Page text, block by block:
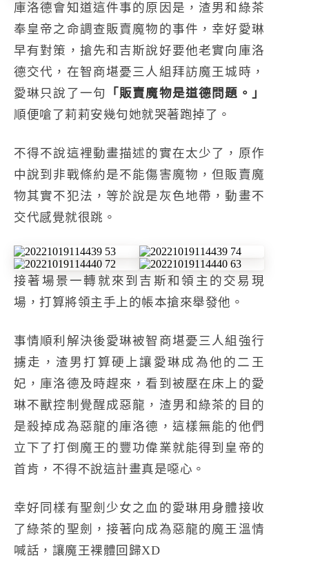
庫洛德會知道這件事的原因是，渣男和綠茶
奉皇帝之命調查販賣魔物的事件，幸好愛琳
早有對策，搶先和吉斯說好要他老實向庫洛
德交代，在智商堪憂三人組拜訪魔王城時，
愛琳只說了一句
「販賣魔物是道德問題。」
順便嗆了莉莉安幾句她就哭著跑掉了。
不得不說這裡動畫描述的實在太少了，原作
中說到非戰條約是不能傷害魔物，但販賣魔
物其實不犯法，等於說是灰色地帶，動畫不
交代感覺就很跳。
接著場景一轉就來到吉斯和領主的交易現
場，打算將領主手上的帳本搶來舉發他。
事情順利解決後愛琳被智商堪憂三人組強行
擄走，渣男打算硬上讓愛琳成為他的二王
妃，庫洛德及時趕來，看到被壓在床上的愛
琳不獸控制覺醒成惡龍，渣男和綠茶的目的
是殺掉成為惡龍的庫洛德，這樣無能的他們
立下了打倒魔王的豐功偉業就能得到皇帝的
首肯，不得不說這計畫真是噁心。
幸好同樣有聖劍少女之血的愛琳用身體接收
了綠茶的聖劍，接著向成為惡龍的魔王溫情
喊話，讓魔王裸體回歸XD